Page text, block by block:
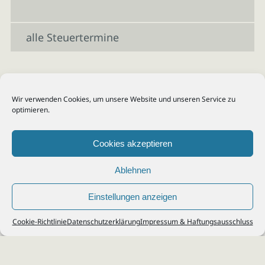
Wir verwenden Cookies, um unsere Website und unseren Service zu
optimieren.
Cookies akzeptieren
Ablehnen
Einstellungen anzeigen
Cookie-RichtlinieDatenschutzerklärungImpressum & Haftungsausschluss
alle Steuertermine
© 2026Steuerberater Kempf, Köln - Steuerberatung Poll, Porz, Deutz, Mülheim,